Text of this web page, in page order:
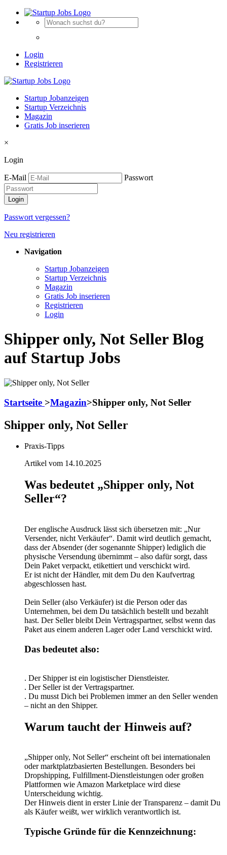
Login
Registrieren
Startup Jobanzeigen
Startup Verzeichnis
Magazin
Gratis Job inserieren
×
Login
E-Mail Passwort
Passwort vergessen?
Neu registrieren
Navigation
Startup Jobanzeigen
Startup Verzeichnis
Magazin
Gratis Job inserieren
Registrieren
Login
Shipper only, Not Seller Blog
auf Startup Jobs
Startseite >Magazin>Shipper only, Not Seller
Shipper only, Not Seller
Praxis-Tipps
Artikel vom 14.10.2025
Was bedeutet „Shipper only, Not
Seller“?
Der englische Ausdruck lässt sich übersetzen mit: „Nur
Versender, nicht Verkäufer“. Damit wird deutlich gemacht,
dass der Absender (der sogenannte Shipper) lediglich die
physische Versendung übernimmt – also dafür sorgt, dass
Dein Paket verpackt, etikettiert und verschickt wird.
Er ist nicht der Händler, mit dem Du den Kaufvertrag
abgeschlossen hast.
Dein Seller (also Verkäufer) ist die Person oder das
Unternehmen, bei dem Du tatsächlich bestellt und bezahlt
hast. Der Seller bleibt Dein Vertragspartner, selbst wenn das
Paket aus einem anderen Lager oder Land verschickt wird.
Das bedeutet also:
. Der Shipper ist ein logistischer Dienstleister.
. Der Seller ist der Vertragspartner.
. Du musst Dich bei Problemen immer an den Seller wenden
– nicht an den Shipper.
Warum taucht der Hinweis auf?
„Shipper only, Not Seller“ erscheint oft bei internationalen
oder marktplatzbasierten Bestellungen. Besonders bei
Dropshipping, Fulfillment-Dienstleistungen oder großen
Plattformen wie Amazon Marketplace wird diese
Unterscheidung wichtig.
Der Hinweis dient in erster Linie der Transparenz – damit Du
als Käufer weißt, wer wirklich verantwortlich ist.
Typische Gründe für die Kennzeichnung: